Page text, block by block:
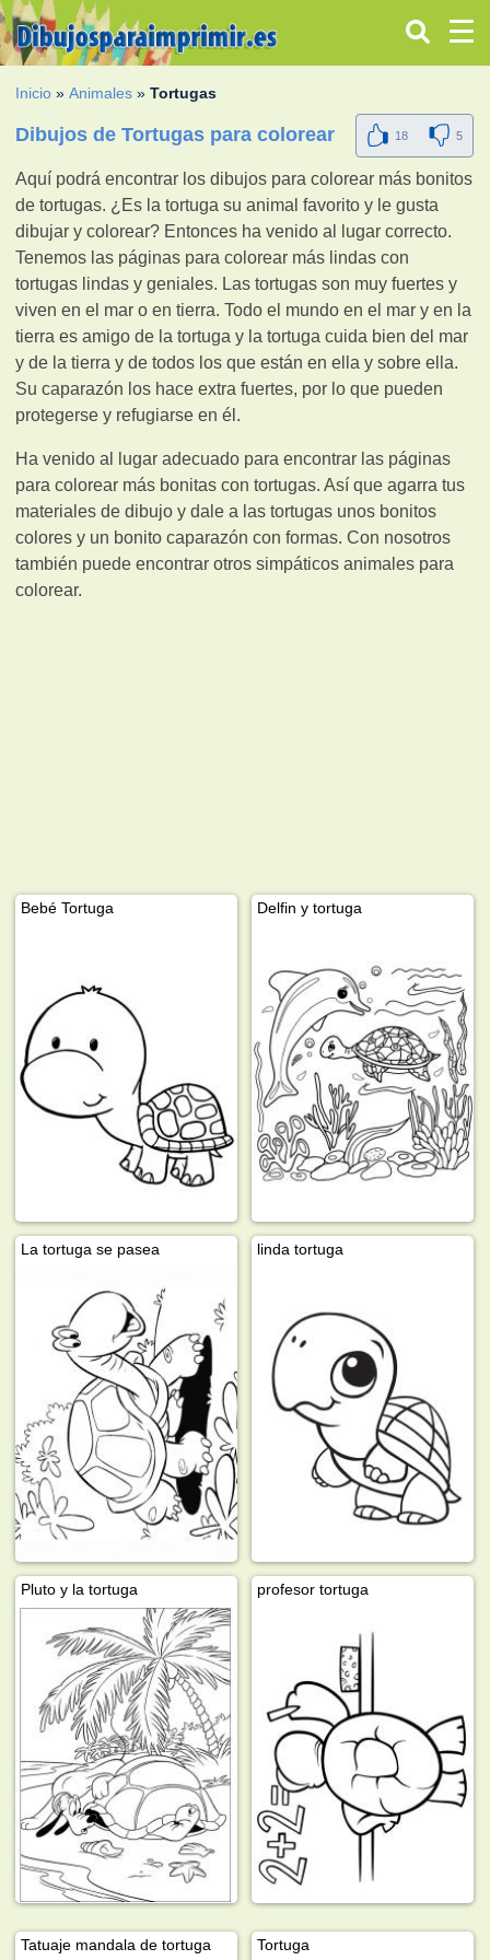
Inicio »Animales »Tortugas
Dibujos de Tortugas para colorear 18 5
Aquí podrá encontrar los dibujos para colorear más bonitos
de tortugas. ¿Es la tortuga su animal favorito y le gusta
dibujar y colorear? Entonces ha venido al lugar correcto.
Tenemos las páginas para colorear más lindas con
tortugas lindas y geniales. Las tortugas son muy fuertes y
viven en el mar o en tierra. Todo el mundo en el mar y en la
tierra es amigo de la tortuga y la tortuga cuida bien del mar
y de la tierra y de todos los que están en ella y sobre ella.
Su caparazón los hace extra fuertes, por lo que pueden
protegerse y refugiarse en él.
Ha venido al lugar adecuado para encontrar las páginas
para colorear más bonitas con tortugas. Así que agarra tus
materiales de dibujo y dale a las tortugas unos bonitos
colores y un bonito caparazón con formas. Con nosotros
también puede encontrar otros simpáticos animales para
colorear.
Bebé Tortuga Delfin y tortuga
La tortuga se pasea linda tortuga
Pluto y la tortuga profesor tortuga
Tatuaje mandala de tortuga Tortuga